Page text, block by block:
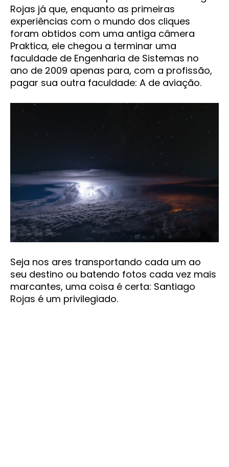
Rojas já que, enquanto as primeiras
experiências com o mundo dos cliques
foram obtidos com uma antiga câmera
Praktica, ele chegou a terminar uma
faculdade de Engenharia de Sistemas no
ano de 2009 apenas para, com a profissão,
pagar sua outra faculdade: A de aviação.
Seja nos ares transportando cada um ao
seu destino ou batendo fotos cada vez mais
marcantes, uma coisa é certa: Santiago
Rojas é um privilegiado.